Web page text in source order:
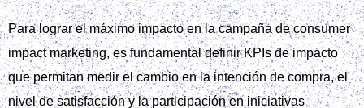
Para lograr el máximo impacto en la campaña de consumer
impact marketing, es fundamental definir KPIs de impacto
que permitan medir el cambio en la intención de compra, el
nivel de satisfacción y la participación en iniciativas